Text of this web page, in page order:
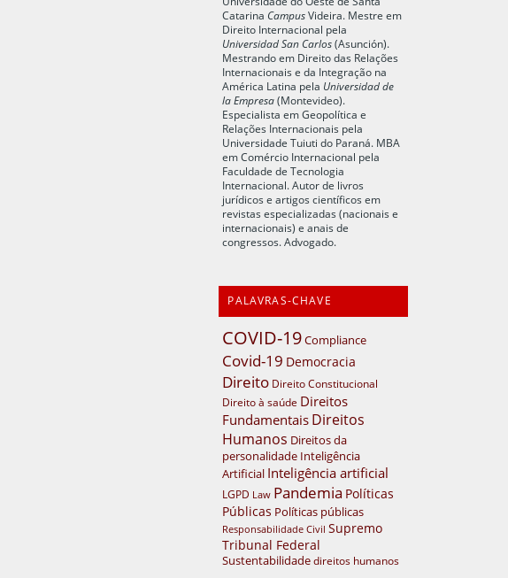
Catarina CampusVideira. Mestre em
Direito Internacional pela
Universidad San Carlos(Asunción).
Mestrando em Direito das Relações
Internacionais e da Integração na
América Latina pela Universidad de
la Empresa(Montevideo).
Especialista em Geopolítica e
Relações Internacionais pela
Universidade Tuiuti do Paraná. MBA
em Comércio Internacional pela
Faculdade de Tecnologia
Internacional. Autor de livros
jurídicos e artigos científicos em
revistas especializadas (nacionais e
internacionais) e anais de
congressos. Advogado.
PALAVRAS-CHAVE
COVID-19Compliance
Covid-19 Democracia
Direito Direito Constitucional
Direito à saúde Direitos
Fundamentais Direitos
Humanos Direitos da
personalidade Inteligência
Artificial Inteligência artificial
LGPD Law Pandemia Políticas
Públicas Políticas públicas
Responsabilidade Civil Supremo
Tribunal Federal
Sustentabilidade direitos humanos